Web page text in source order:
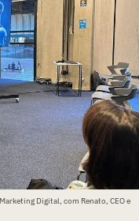
Digital, com Renato, CEO e